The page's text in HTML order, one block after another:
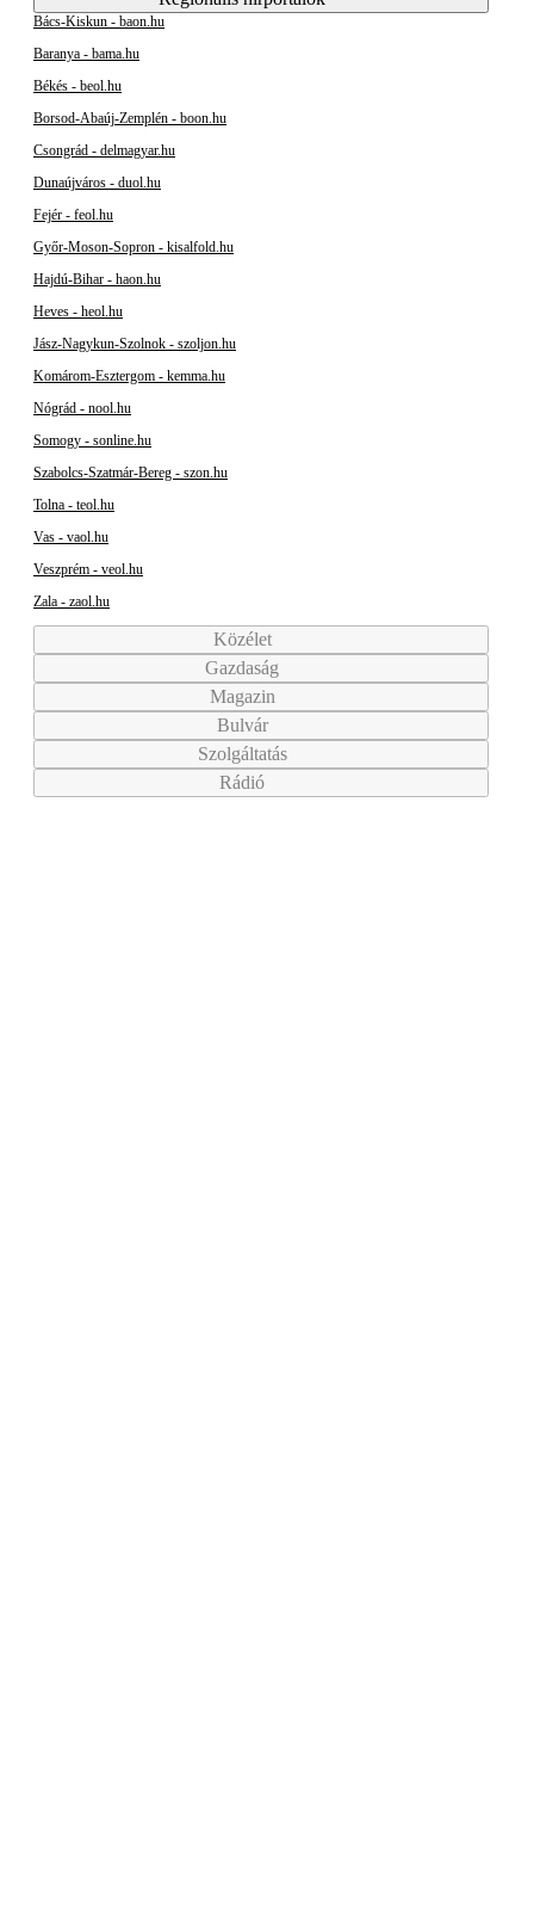
Bács-Kiskun - baon.hu
Baranya - bama.hu
Békés - beol.hu
Borsod-Abaúj-Zemplén - boon.hu
Csongrád - delmagyar.hu
Dunaújváros - duol.hu
Fejér - feol.hu
Győr-Moson-Sopron - kisalfold.hu
Hajdú-Bihar - haon.hu
Heves - heol.hu
Jász-Nagykun-Szolnok - szoljon.hu
Komárom-Esztergom - kemma.hu
Nógrád - nool.hu
Somogy - sonline.hu
Szabolcs-Szatmár-Bereg - szon.hu
Tolna - teol.hu
Vas - vaol.hu
Veszprém - veol.hu
Zala - zaol.hu
Közélet
Gazdaság
Magazin
Bulvár
Szolgáltatás
Rádió